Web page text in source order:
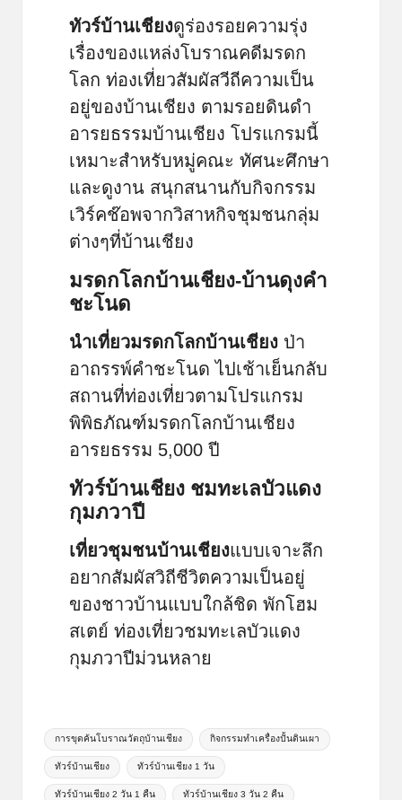
ทัวร์บ้านเชียงดูร่องรอยความรุ่ง
เรื่องของแหล่งโบราณคดีมรดก
โลก ท่องเที่ยวสัมผัสวีถีความเป็น
อยู่ของบ้านเชียง ตามรอยดินดำ
อารยธรรมบ้านเชียง โปรแกรมนี้
เหมาะสำหรับหมู่คณะ ทัศนะศึกษา
และดูงาน สนุกสนานกับกิจกรรม
เวิร์คช๊อพจากวิสาหกิจชุมชนกลุ่ม
ต่างๆที่บ้านเชียง
มรดกโลกบ้านเชียง-บ้านดุงคำ
ชะโนด
นำเที่ยวมรดกโลกบ้านเชียง ป่า
อาถรรพ์คำชะโนด ไปเช้าเย็นกลับ
สถานที่ท่องเที่ยวตามโปรแกรม
พิพิธภัณฑ์มรดกโลกบ้านเชียง
อารยธรรม 5,000 ปี
ทัวร์บ้านเชียง ชมทะเลบัวแดง
กุมภวาปี
เที่ยวชุมชนบ้านเชียงแบบเจาะลึก
อยากสัมผัสวิถีชีวิตความเป็นอยู่
ของชาวบ้านแบบใกล้ชิด พักโฮม
สเตย์ ท่องเที่ยวชมทะเลบัวแดง
กุมภวาปีม่วนหลาย
Tags:
การขุดค้นโบราณวัตถุบ้านเชียง กิจกรรมทำเครื่องปั้นดินเผา
ทัวร์บ้านเชียง ทัวร์บ้านเชียง 1 วัน
ทัวร์บ้านเชียง 2 วัน 1 คืน ทัวร์บ้านเชียง 3 วัน 2 คืน